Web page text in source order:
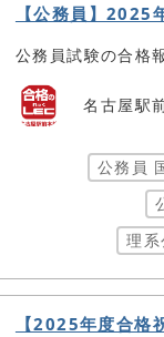
【公務員】2025
公務員試験の合格
名古屋駅
公務員
理系
【2025年度合格